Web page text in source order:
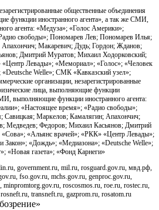
общественные объединения
функции иностранного агента», а так же СМИ,
агента: «Медуза»; «Голос Америки»;
свободы»; Пономарев Лев; Пономарев Илья;
Макаревич; Дудь; Гордон; Жданов;
Дмитрий Муратов; Михаил Ходорковский;
Левады»; «Мемориал»; «Голос»; «Человек
Welle»; СМК «Кавказский узел»;
организации, незарегистрированные
лица, выполняющие функции
выполняющие функции иностранного агента:
«Настоящее время»; «Радио свободы»;
Маркелов; Камалягин; Апахончич;
Медведев; Федоров; Михаил Касьянов; Дмитрий
«Альянс врачей»; «РКК» «Центр Левады»;
Закон»; «Дождь»; «Медиазона»; «Deutsche Welle»;
«Новая газета»; «Фонд Карнеги»
government.ru, mil.ru, rosguard.gov.ru, мвд.рф,
fso.gov.ru, mchs.gov.ru, genproc.gov.ru,
roscosmos.ru, roe.ru, rostec.ru,
transneft.ru, gazprom.ru, rosatom.ru